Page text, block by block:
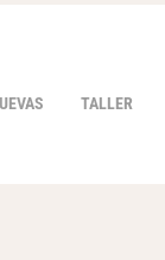
TALLER